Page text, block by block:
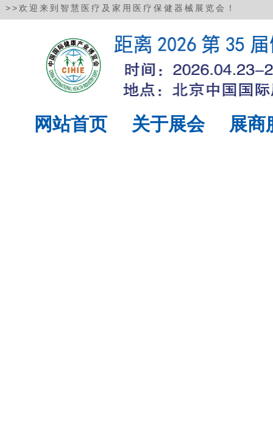
>>欢迎来到智慧医疗及家用医疗保健器械展览会！
网站首页 关于展会 展商